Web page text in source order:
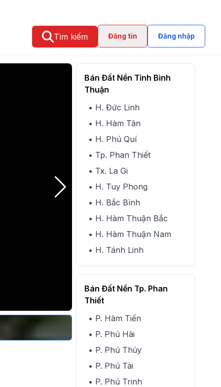
Tìm kiếm Đăng tin Đăng nhập
Bán Đất Nền Tỉnh Bình
Thuận
• H. Đức Linh
• H. Hàm Tân
• H. Phú Quí
• Tp. Phan Thiết
• Tx. La Gi
• H. Tuy Phong
• H. Bắc Bình
• H. Hàm Thuận Bắc
• H. Hàm Thuận Nam
• H. Tánh Linh
Bán Đất Nền Tp. Phan
Thiết
• P. Hàm Tiến
• P. Phú Hài
• P. Phú Thủy
• P. Phú Tài
• P. Phú Trinh